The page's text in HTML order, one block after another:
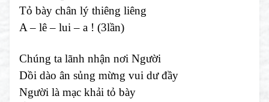
Tỏ bày chân lý thiêng liêng
A – lê – lui – a ! (3lần)
Chúng ta lãnh nhận nơi Người
Dồi dào ân sủng mừng vui dư đầy
Người là mạc khải tỏ bày